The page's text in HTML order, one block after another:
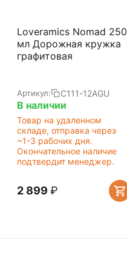
Loveramics Nomad 250
мл Дорожная кружка
графитовая
Артикул: C111-12AGU
В наличии
Товар на удаленном
складе, отправка через
~1-3 рабочих дня.
Окончательное наличие
подтвердит менеджер.
2 899 ₽